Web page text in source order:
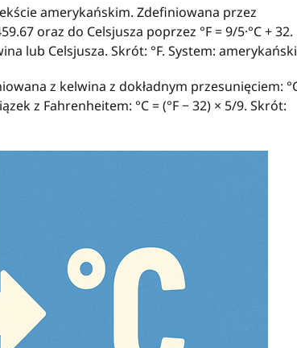
amerykańskim. Zdefiniowana przez
oraz do Celsjusza poprzez °F = 9/5·°C + 32.
lub Celsjusza. Skrót: °F. System:
z kelwina z dokładnym przesunięciem:
z Fahrenheitem: °C = (°F − 32) × 5/9. Skrót: